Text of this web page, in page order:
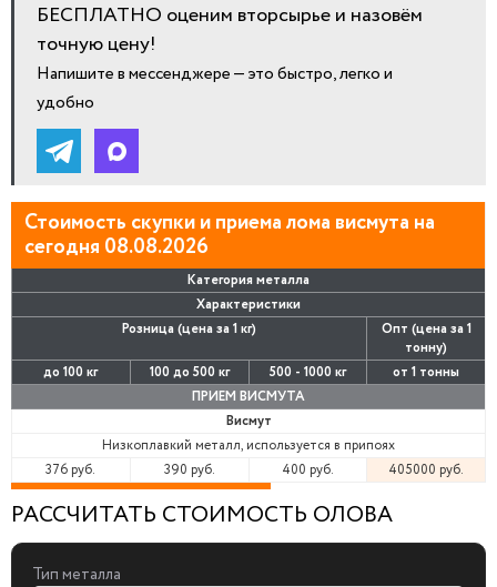
БЕСПЛАТНО оценим вторсырье и назовём
точную цену!
Напишите в мессенджере — это быстро, легко и
удобно
Стоимость скупки и приема лома висмута на
сегодня 08.08.2026
Категория металла
Характеристики
Розница (цена за 1 кг)
Опт (цена за 1
тонну)
до 100 кг
100 до 500 кг 500 - 1000 кг
от 1 тонны
ПРИЕМ ВИСМУТА
Висмут
Низкоплавкий металл, используется в припоях
376 руб.
390 руб. 400 руб. 405000 руб.
РАССЧИТАТЬ СТОИМОСТЬ ОЛОВА
Тип металла